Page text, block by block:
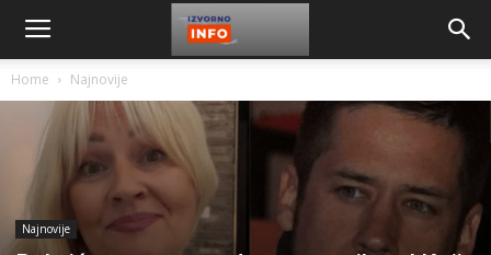
Home Najnovije
Najnovije